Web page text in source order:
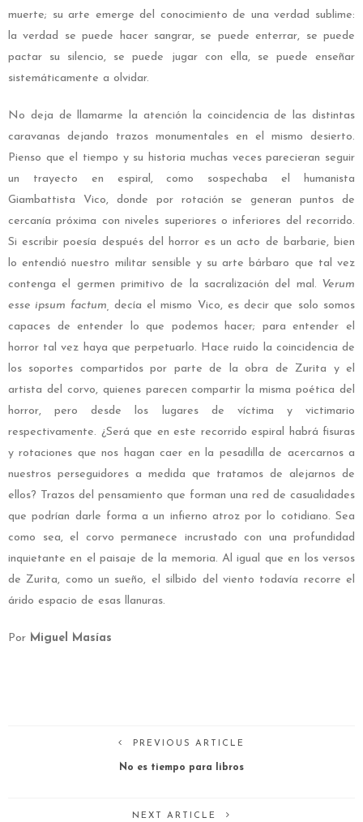
muerte; su arte emerge del conocimiento de una verdad sublime:
la verdad se puede hacer sangrar, se puede enterrar, se puede
pactar su silencio, se puede jugar con ella, se puede enseñar
sistemáticamente a olvidar.
No deja de llamarme la atención la coincidencia de las distintas
caravanas dejando trazos monumentales en el mismo desierto.
Pienso que el tiempo y su historia muchas veces parecieran seguir
un trayecto en espiral, como sospechaba el humanista
Giambattista Vico, donde por rotación se generan puntos de
cercanía próxima con niveles superiores o inferiores del recorrido.
Si escribir poesía después del horror es un acto de barbarie, bien
lo entendió nuestro militar sensible y su arte bárbaro que tal vez
contenga el germen primitivo de la sacralización del mal. Verum
esse ipsum factum,
decía el mismo Vico, es decir que solo somos
capaces de entender lo que podemos hacer; para entender el
horror tal vez haya que perpetuarlo. Hace ruido la coincidencia de
los soportes compartidos por parte de la obra de Zurita y el
artista del corvo, quienes parecen compartir la misma poética del
horror, pero desde los lugares de víctima y victimario
respectivamente. ¿Será que en este recorrido espiral habrá fisuras
y rotaciones que nos hagan caer en la pesadilla de acercarnos a
nuestros perseguidores a medida que tratamos de alejarnos de
ellos? Trazos del pensamiento que forman una red de casualidades
que podrían darle forma a un infierno atroz por lo cotidiano. Sea
como sea, el corvo permanece incrustado con una profundidad
inquietante en el paisaje de la memoria. Al igual que en los versos
de Zurita, como un sueño, el silbido del viento todavía recorre el
árido espacio de esas llanuras.
Por Miguel Masías
PREVIOUS ARTICLE
No es tiempo para libros
NEXT ARTICLE